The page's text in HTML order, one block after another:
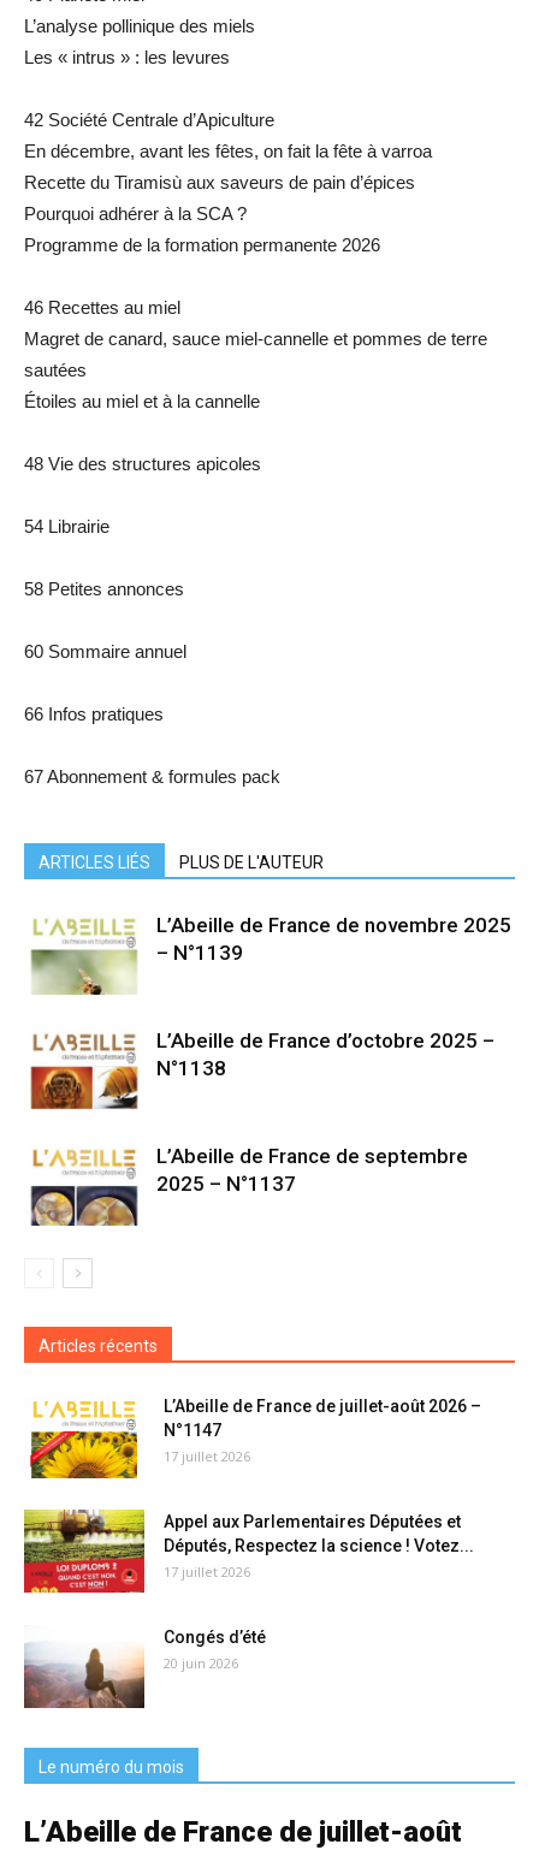
L’analyse pollinique des miels
Les « intrus » : les levures
42 Société Centrale d’Apiculture
En décembre, avant les fêtes, on fait la fête à varroa
Recette du Tiramisù aux saveurs de pain d’épices
Pourquoi adhérer à la SCA ?
Programme de la formation permanente 2026
46 Recettes au miel
Magret de canard, sauce miel-cannelle et pommes de terre
sautées
Étoiles au miel et à la cannelle
48 Vie des structures apicoles
54 Librairie
58 Petites annonces
60 Sommaire annuel
66 Infos pratiques
67 Abonnement & formules pack
ARTICLES LIÉS PLUS DE L'AUTEUR
L’Abeille de France de novembre 2025
– N°1139
L’Abeille de France d’octobre 2025 –
N°1138
L’Abeille de France de septembre
2025 – N°1137
Articles récents
L’Abeille de France de juillet-août 2026 –
N°1147
17 juillet 2026
Appel aux Parlementaires Députées et
Députés, Respectez la science ! Votez...
17 juillet 2026
Congés d’été
20 juin 2026
Le numéro du mois
L’Abeille de France de juillet-août